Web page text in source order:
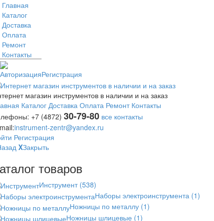
Главная
Каталог
Доставка
Оплата
Ремонт
Контакты
АвторизацияРегистрация
магазин инструментов в наличии и на заказ
Каталог Доставка Оплата Ремонт Контакты
+7 (4872) 30-79-80 все контакты
instrument-zentr@yandex.ru
Регистрация
XЗакрыть
товаров
Инструмент (538)
Наборы электроинструмента (1)
Ножницы по металлу (1)
Ножницы шлицевые (1)